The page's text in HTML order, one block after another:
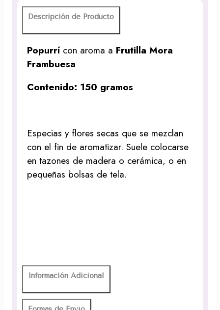
Descripción de Producto
Popurrí con aroma a Frutilla Mora
Frambuesa
Contenido: 150 gramos
Especias y flores secas que se mezclan
con el fin de aromatizar. Suele colocarse
en tazones de madera o cerámica, o en
pequeñas bolsas de tela.
Información Adicional